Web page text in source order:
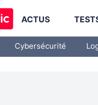
ACTUS
Cybersécurité